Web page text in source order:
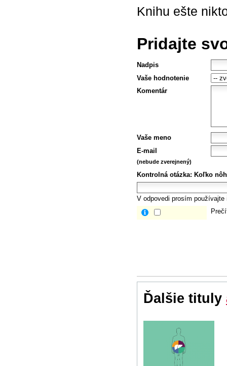
Knihu ešte
Pridajte
Nadpis
Vaše hodnotenie
Komentár
Vaše meno
E-mail
(nebude zverejnený)
Kontrolná otázka: Koľko
V odpovedi prosím
Ďalšie tituly